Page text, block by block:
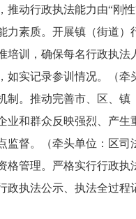
动行政执法能力由“刚性
素质。开展镇（街道）
培训，确保每名行政执
如实记录参训情况。（牵
。推动完善市、区、镇
业和群众反映强烈、产
督。（牵头单位：区司
管理。严格实行行政执
政执法公示、执法全过